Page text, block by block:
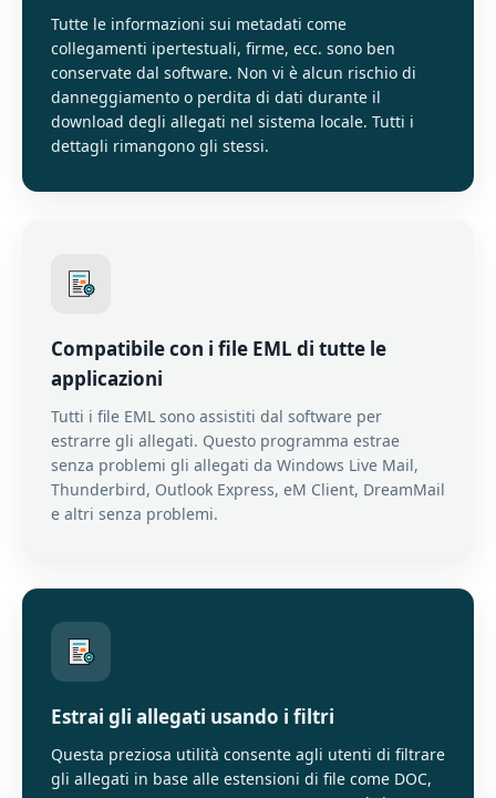
Tutte le informazioni sui metadati come
collegamenti ipertestuali, firme, ecc. sono ben
conservate dal software. Non vi è alcun rischio di
danneggiamento o perdita di dati durante il
download degli allegati nel sistema locale. Tutti i
dettagli rimangono gli stessi.
Compatibile con i file EML di tutte le
applicazioni
Tutti i file EML sono assistiti dal software per
estrarre gli allegati. Questo programma estrae
senza problemi gli allegati da Windows Live Mail,
Thunderbird, Outlook Express, eM Client, DreamMail
e altri senza problemi.
Estrai gli allegati usando i filtri
Questa preziosa utilità consente agli utenti di filtrare
gli allegati in base alle estensioni di file come DOC,